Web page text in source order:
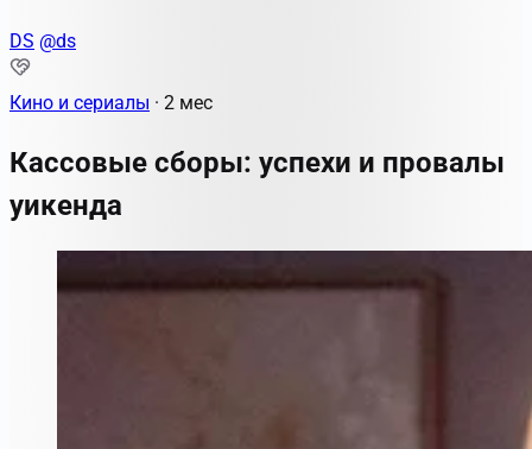
DS @ds
Кино и сериалы · 2 мес
Кассовые сборы: успехи и провалы
уикенда